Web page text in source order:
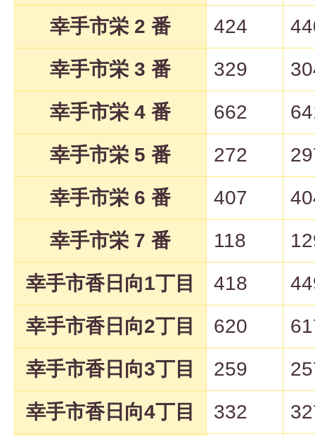
幸手市栄 2 番
424
幸手市栄 3 番
329
幸手市栄 4 番
662
幸手市栄 5 番
272
幸手市栄 6 番
407
幸手市栄 7 番
118
幸手市香日向1丁目
418
幸手市香日向2丁目
620
幸手市香日向3丁目
259
幸手市香日向4丁目
332